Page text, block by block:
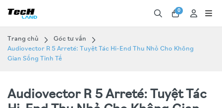
0
Trang chủ
Góc tư vấn
Audiovector R 5 Arreté: Tuyệt Tác Hi-End Thu Nhỏ Cho Không
Gian Sống Tinh Tế
Audiovector R 5 Arreté: Tuyệt Tác